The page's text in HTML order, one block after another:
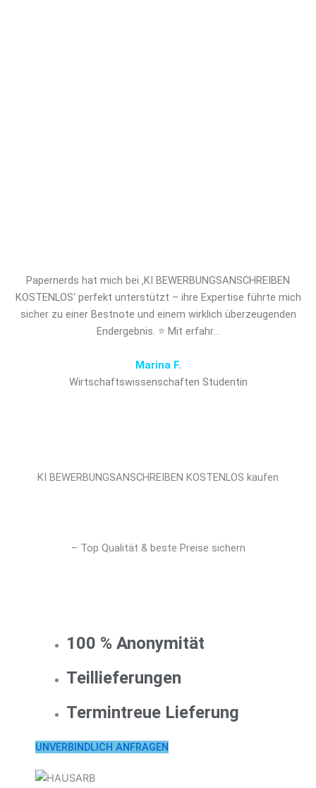
Papernerds hat mich bei ‚KI BEWERBUNGSANSCHREIBEN
KOSTENLOS‘ perfekt unterstützt – ihre Expertise führte mich
sicher zu einer Bestnote und einem wirklich überzeugenden
Endergebnis. ⭐ Mit erfahr…
Marina F.
Wirtschaftswissenschaften Studentin
KI BEWERBUNGSANSCHREIBEN KOSTENLOS kaufen
– Top Qualität & beste Preise sichern
100 % Anonymität
Teillieferungen
Termintreue Lieferung
UNVERBINDLICH ANFRAGEN